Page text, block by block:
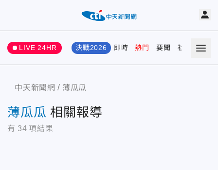
LIVE 24HR 決戰2026 即時 熱門 要聞 社會 娛樂
中天新聞網 薄瓜瓜
薄瓜瓜 相關報導
有 34 項結果